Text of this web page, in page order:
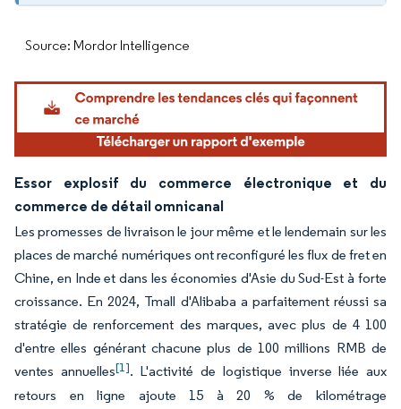
Source: Mordor Intelligence
Essor explosif du commerce électronique et du
commerce de détail omnicanal
Les promesses de livraison le jour même et le lendemain sur les
places de marché numériques ont reconfiguré les flux de fret en
Chine, en Inde et dans les économies d'Asie du Sud-Est à forte
croissance. En 2024, Tmall d'Alibaba a parfaitement réussi sa
stratégie de renforcement des marques, avec plus de 4 100
d'entre elles générant chacune plus de 100 millions RMB de
ventes annuelles[1]. L'activité de logistique inverse liée aux
retours en ligne ajoute 15 à 20 % de kilométrage